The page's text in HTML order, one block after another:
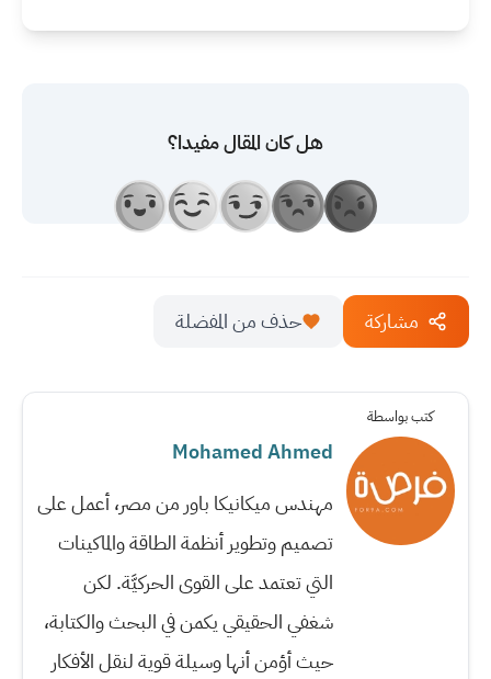
هل كان المقال مفيدا؟
مشاركة حذف من المفضلة
كتب بواسطة
Mohamed Ahmed
مهندس ميكانيكا باور من مصر، أعمل على
تصميم وتطوير أنظمة الطاقة والماكينات
التي تعتمد على القوى الحركيَّة. لكن
شغفي الحقيقي يكمن في البحث والكتابة،
حيث أؤمن أنها وسيلة قوية لنقل الأفكار